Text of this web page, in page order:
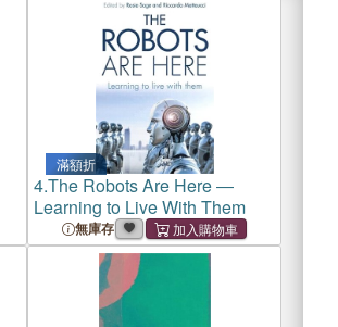
滿額折
4.The Robots Are Here ―
Learning to Live With Them
無庫存